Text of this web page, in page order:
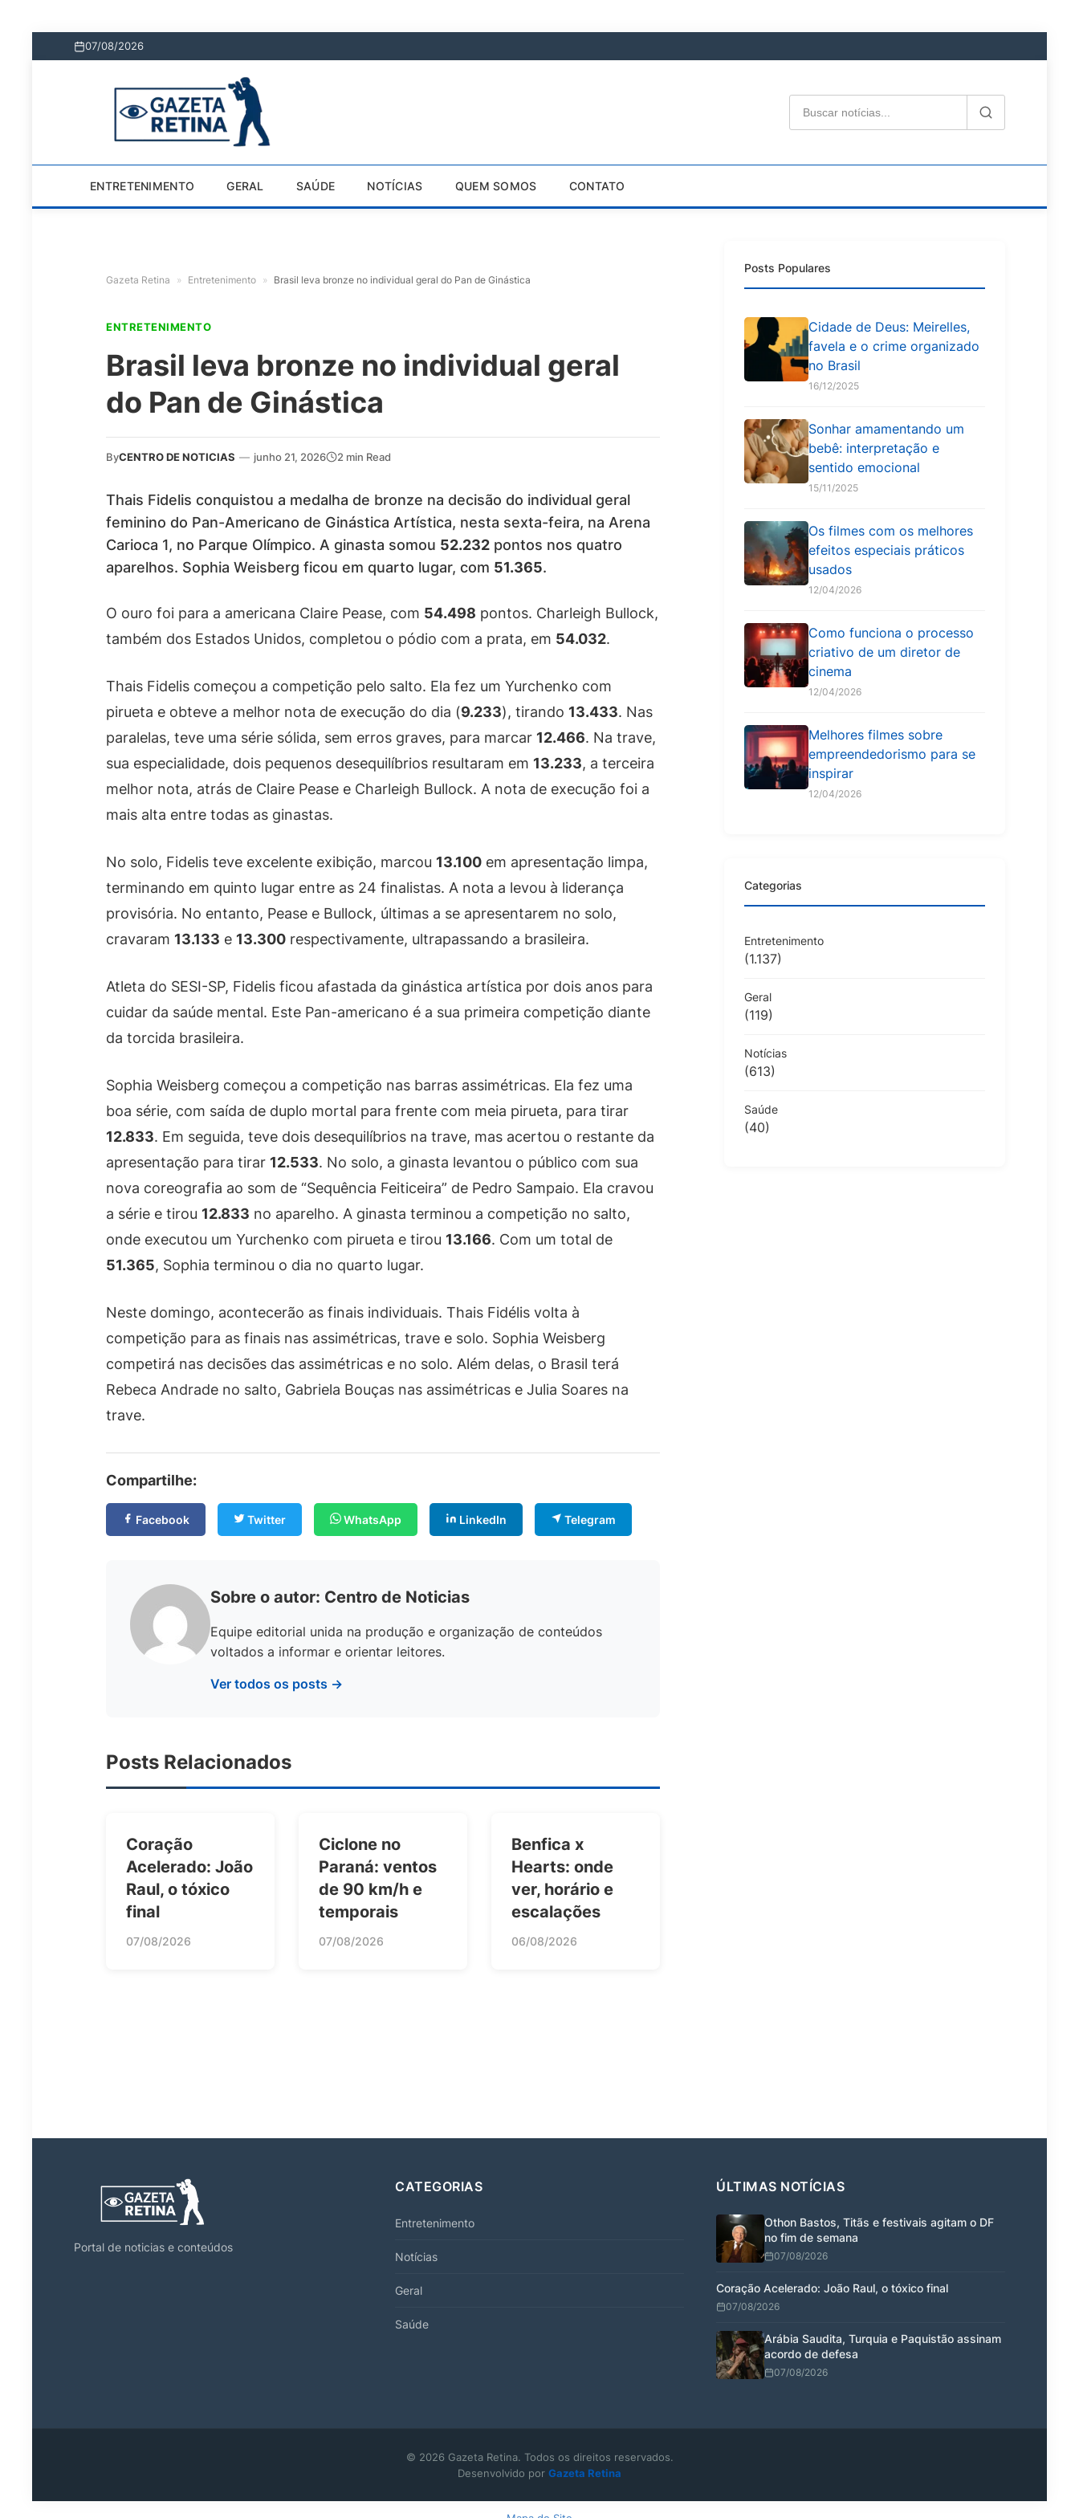
07/08/2026
ENTRETENIMENTO GERAL SAÚDE NOTÍCIAS QUEM SOMOS CONTATO
Gazeta Retina » Entretenimento » Brasil leva bronze no individual geral do Pan de Ginástica
ENTRETENIMENTO
Brasil leva bronze no individual geral
do Pan de Ginástica
ByCENTRO DE NOTICIAS — junho 21, 2026 2 min Read
Thais Fidelis conquistou a medalha de bronze na decisão do individual geral
feminino do Pan-Americano de Ginástica Artística, nesta sexta-feira, na Arena
Carioca 1, no Parque Olímpico. A ginasta somou 52.232 pontos nos quatro
aparelhos. Sophia Weisberg ficou em quarto lugar, com 51.365.
O ouro foi para a americana Claire Pease, com 54.498 pontos. Charleigh Bullock,
também dos Estados Unidos, completou o pódio com a prata, em 54.032.
Thais Fidelis começou a competição pelo salto. Ela fez um Yurchenko com
pirueta e obteve a melhor nota de execução do dia (9.233), tirando 13.433. Nas
paralelas, teve uma série sólida, sem erros graves, para marcar 12.466. Na trave,
sua especialidade, dois pequenos desequilíbrios resultaram em 13.233, a terceira
melhor nota, atrás de Claire Pease e Charleigh Bullock. A nota de execução foi a
mais alta entre todas as ginastas.
No solo, Fidelis teve excelente exibição, marcou 13.100 em apresentação limpa,
terminando em quinto lugar entre as 24 finalistas. A nota a levou à liderança
provisória. No entanto, Pease e Bullock, últimas a se apresentarem no solo,
cravaram 13.133 e 13.300 respectivamente, ultrapassando a brasileira.
Atleta do SESI-SP, Fidelis ficou afastada da ginástica artística por dois anos para
cuidar da saúde mental. Este Pan-americano é a sua primeira competição diante
da torcida brasileira.
Sophia Weisberg começou a competição nas barras assimétricas. Ela fez uma
boa série, com saída de duplo mortal para frente com meia pirueta, para tirar
12.833. Em seguida, teve dois desequilíbrios na trave, mas acertou o restante da
apresentação para tirar 12.533. No solo, a ginasta levantou o público com sua
nova coreografia ao som de “Sequência Feiticeira” de Pedro Sampaio. Ela cravou
a série e tirou 12.833 no aparelho. A ginasta terminou a competição no salto,
onde executou um Yurchenko com pirueta e tirou 13.166. Com um total de
51.365, Sophia terminou o dia no quarto lugar.
Neste domingo, acontecerão as finais individuais. Thais Fidélis volta à
competição para as finais nas assimétricas, trave e solo. Sophia Weisberg
competirá nas decisões das assimétricas e no solo. Além delas, o Brasil terá
Rebeca Andrade no salto, Gabriela Bouças nas assimétricas e Julia Soares na
trave.
Compartilhe:
Facebook Twitter WhatsApp LinkedIn Telegram
Sobre o autor: Centro de Noticias
Equipe editorial unida na produção e organização de conteúdos
voltados a informar e orientar leitores.
Ver todos os posts →
Posts Relacionados
Coração
Acelerado: João
Raul, o tóxico
final
07/08/2026
Ciclone no
Paraná: ventos
de 90 km/h e
temporais
07/08/2026
Benfica x
Hearts: onde
ver, horário e
escalações
06/08/2026
Posts Populares
Cidade de Deus: Meirelles,
favela e o crime organizado
no Brasil
16/12/2025
Sonhar amamentando um
bebê: interpretação e
sentido emocional
15/11/2025
Os filmes com os melhores
efeitos especiais práticos
usados
12/04/2026
Como funciona o processo
criativo de um diretor de
cinema
12/04/2026
Melhores filmes sobre
empreendedorismo para se
inspirar
12/04/2026
Categorias
Entretenimento
(1.137)
Geral
(119)
Notícias
(613)
Saúde
(40)
Portal de noticias e conteúdos
CATEGORIAS
Entretenimento
Notícias
Geral
Saúde
ÚLTIMAS NOTÍCIAS
Othon Bastos, Titãs e festivais agitam o DF
no fim de semana
07/08/2026
Coração Acelerado: João Raul, o tóxico final
07/08/2026
Arábia Saudita, Turquia e Paquistão assinam
acordo de defesa
07/08/2026
© 2026 Gazeta Retina. Todos os direitos reservados.
Desenvolvido por Gazeta Retina